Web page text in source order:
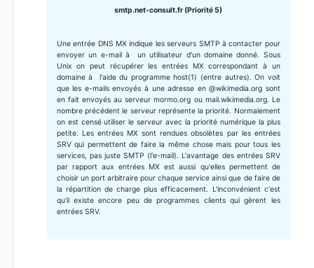
smtp.net-consult.fr (Priorité 5)
Une entrée DNS MX indique les serveurs SMTP à contacter pour
envoyer un e-mail à un utilisateur d'un domaine donné. Sous
Unix on peut récupérer les entrées MX correspondant à un
domaine à l'aide du programme host(1) (entre autres). On voit
que les e-mails envoyés à une adresse en @wikimedia.org sont
en fait envoyés au serveur mormo.org ou mail.wikimedia.org. Le
nombre précédent le serveur représente la priorité. Normalement
on est censé utiliser le serveur avec la priorité numérique la plus
petite. Les entrées MX sont rendues obsolètes par les entrées
SRV qui permettent de faire la même chose mais pour tous les
services, pas juste SMTP (l'e-mail). L'avantage des entrées SRV
par rapport aux entrées MX est aussi qu'elles permettent de
choisir un port arbitraire pour chaque service ainsi que de faire de
la répartition de charge plus efficacement. L'inconvénient c'est
qu'il existe encore peu de programmes clients qui gèrent les
entrées SRV.